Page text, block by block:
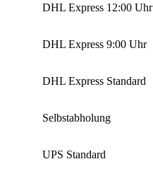
DHL Express 12:00 Uhr
DHL Express 9:00 Uhr
DHL Express Standard
Selbstabholung
UPS Standard